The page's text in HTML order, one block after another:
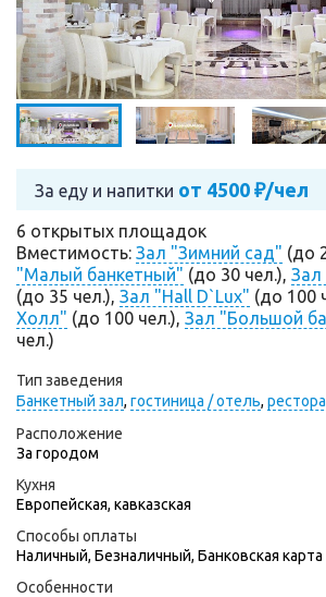
За еду и напитки от 4500 ₽/чел
6 открытых площадок
Вместимость: Зал "Зимний сад" (до
"Малый банкетный" (до 30 чел.), Зал
(до 35 чел.), Зал "Hall D`Lux" (до 100
Холл" (до 100 чел.), Зал "Большой
чел.)
Тип заведения
Банкетный зал, гостиница / отель,
Расположение
За городом
Кухня
Европейская, кавказская
Способы оплаты
Наличный, Безналичный, Банковская карта
Особенности